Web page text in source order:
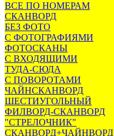
ВСЕ ПО НОМЕРАМ
СКАНВОРД
БЕЗ ФОТО
С ФОТОГРАФИЯМИ
ФОТОСКАНЫ
С ВХОДЯЩИМИ
ТУДА-СЮДА
С ПОВОРОТАМИ
ЧАЙНСКАНВОРД
ШЕСТИУГОЛЬНЫЙ
ФИЛВОРД-СКАНВОРД
"СТРЕЛОЧНИК"
СКАНВОРД+ЧАЙНВОРД